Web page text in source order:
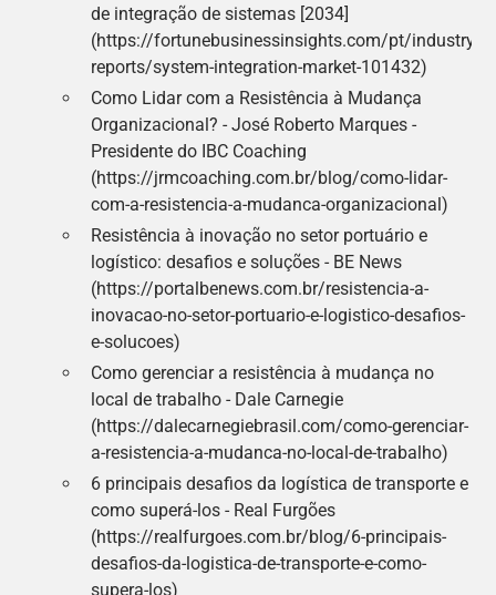
de integração de sistemas [2034]
(https://fortunebusinessinsights.com/pt/industry-
reports/system-integration-market-101432)
Como Lidar com a Resistência à Mudança
Organizacional? - José Roberto Marques -
Presidente do IBC Coaching
(https://jrmcoaching.com.br/blog/como-lidar-
com-a-resistencia-a-mudanca-organizacional)
Resistência à inovação no setor portuário e
logístico: desafios e soluções - BE News
(https://portalbenews.com.br/resistencia-a-
inovacao-no-setor-portuario-e-logistico-desafios-
e-solucoes)
Como gerenciar a resistência à mudança no
local de trabalho - Dale Carnegie
(https://dalecarnegiebrasil.com/como-gerenciar-
a-resistencia-a-mudanca-no-local-de-trabalho)
6 principais desafios da logística de transporte e
como superá-los - Real Furgões
(https://realfurgoes.com.br/blog/6-principais-
desafios-da-logistica-de-transporte-e-como-
supera-los)